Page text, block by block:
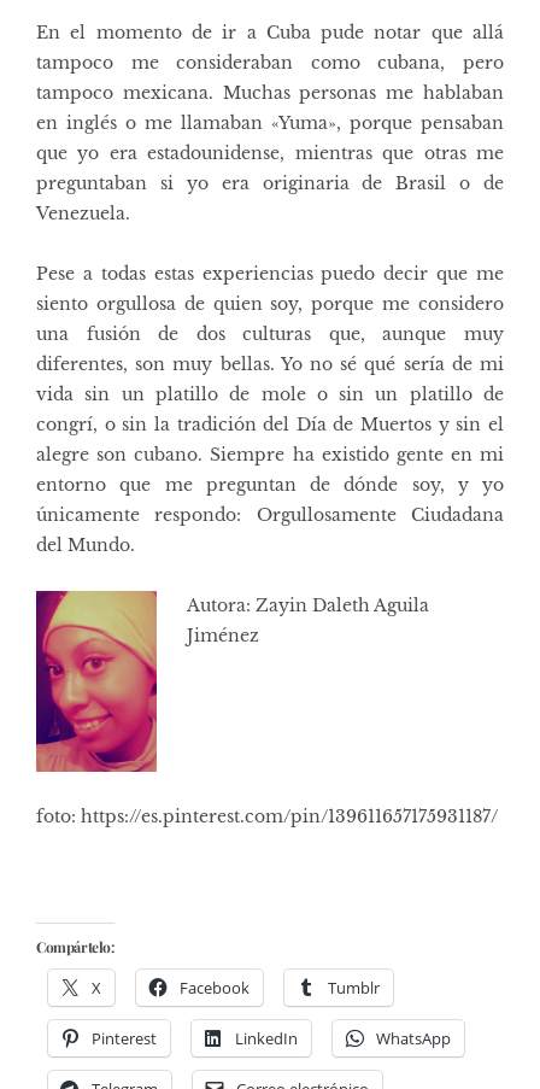
En el momento de ir a Cuba pude notar que allá
tampoco me consideraban como cubana, pero
tampoco mexicana. Muchas personas me hablaban
en inglés o me llamaban «Yuma», porque pensaban
que yo era estadounidense, mientras que otras me
preguntaban si yo era originaria de Brasil o de
Venezuela.
Pese a todas estas experiencias puedo decir que me
siento orgullosa de quien soy, porque me considero
una fusión de dos culturas que, aunque muy
diferentes, son muy bellas. Yo no sé qué sería de mi
vida sin un platillo de mole o sin un platillo de
congrí, o sin la tradición del Día de Muertos y sin el
alegre son cubano. Siempre ha existido gente en mi
entorno que me preguntan de dónde soy, y yo
únicamente respondo: Orgullosamente Ciudadana
del Mundo.
Autora: Zayin Daleth Aguila
Jiménez
foto: https://es.pinterest.com/pin/139611657175931187/
Compártelo:
X Facebook Tumblr
Pinterest LinkedIn WhatsApp